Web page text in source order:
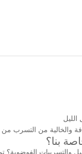
بنا؟